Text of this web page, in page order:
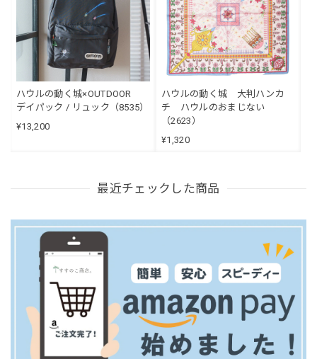
ハウルの動く城×OUTDOOR
デイパック / リュック（8535）
¥13,200
ハウルの動く城 大判ハンカ
チ ハウルのおまじない
（2623）
¥1,320
最近チェックした商品